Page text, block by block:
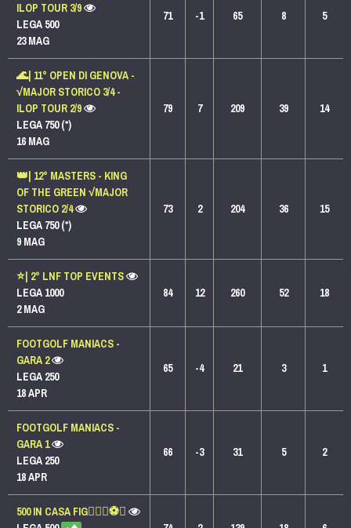
ILOP TOUR 3/9
LEGA 500
23 MAG
71 -1 65 8 5
🌊| 11° OPEN DI GENOVA -
√MAJOR STORICO 3/4 -
ILOP TOUR 2/9
LEGA 750 (*)
16 MAG
79 7 209 39 14
👑| 12° MASTERS - KING
OF THE GREEN √MAJOR
STORICO 2/4
LEGA 750 (*)
9 MAG
73 2 204 36 15
⭐️| 2° LNF TOP EVENTS
LEGA 1000
2 MAG
84 12 260 52 18
FOOTGOLF MANIACS -
GARA 2
LEGA 250
18 APR
65 -4 21 3 1
FOOTGOLF MANIACS -
GARA 1
LEGA 250
18 APR
66 -3 31 5 2
500 IN CASA FIG🏌🏻‍♂️⚽⛳